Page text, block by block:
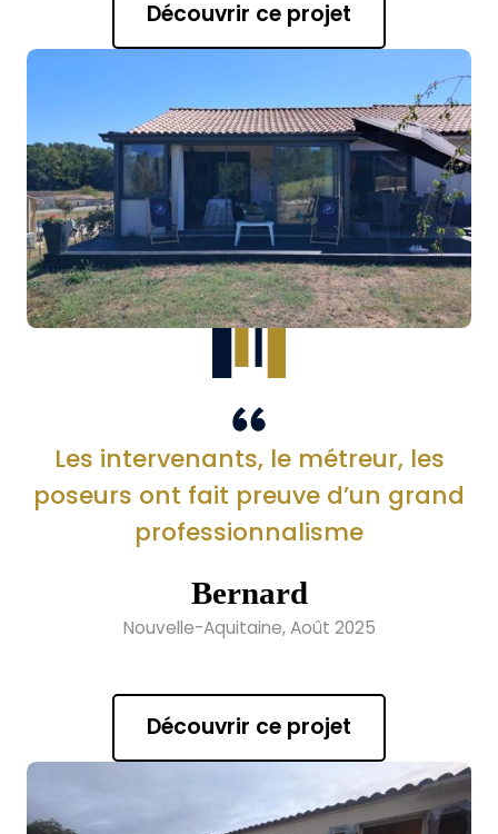
Découvrir ce projet
Les intervenants, le métreur, les
poseurs ont fait preuve d’un grand
professionnalisme
Bernard
Nouvelle-Aquitaine, Août 2025
Découvrir ce projet